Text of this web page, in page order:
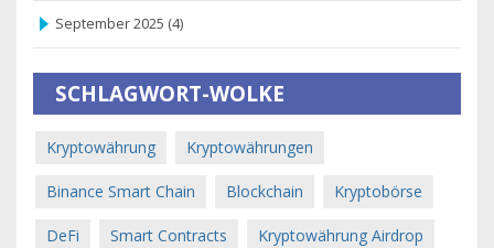
September 2025 (4)
SCHLAGWORT-WOLKE
Kryptowährung Kryptowährungen
Binance Smart Chain Blockchain Kryptobörse
DeFi Smart Contracts Kryptowährung Airdrop